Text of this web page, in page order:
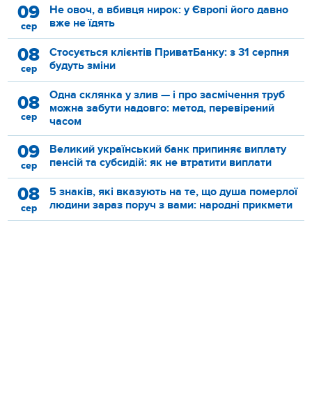
09
сер
Не овоч, а вбивця нирок: у Європі його давно
вже не їдять
08
сер
Стосується клієнтів ПриватБанку: з 31 серпня
будуть зміни
08
сер
Одна склянка у злив — і про засмічення труб
можна забути надовго: метод, перевірений
часом
09
сер
Великий український банк припиняє виплату
пенсій та субсидій: як не втратити виплати
08
сер
5 знаків, які вказують на те, що душа померлої
людини зараз поруч з вами: народні прикмети